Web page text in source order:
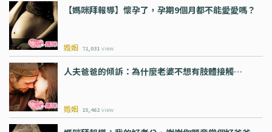
【媽咪拜報導】懷孕了，孕期9個月都不能愛愛嗎？
婚姻 71,031 view
人夫爸爸的傾訴：為什麼老婆不想有肢體接觸…
婚姻 15,462 view